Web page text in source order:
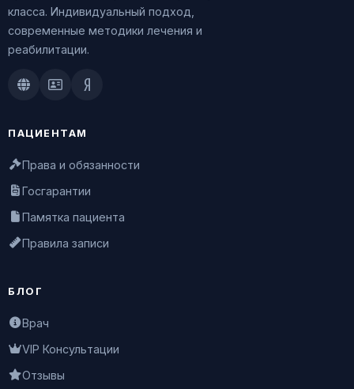
класса. Индивидуальный подход,
современные методики лечения и
реабилитации.
Doctu.ruПроДокторов
Яндекс.Здоровье
ПАЦИЕНТАМ
Права и обязанности
Госгарантии
Памятка пациента
Правила записи
БЛОГ
Врач
VIP Консультации
Отзывы